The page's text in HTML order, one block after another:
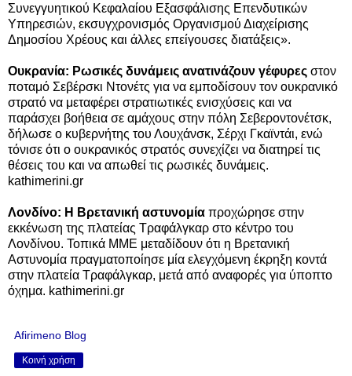
Συνεγγυητικού Κεφαλαίου Εξασφάλισης Επενδυτικών
Υπηρεσιών, εκσυγχρονισμός Οργανισμού Διαχείρισης
Δημοσίου Χρέους και άλλες επείγουσες διατάξεις».
Ουκρανία: Ρωσικές δυνάμεις ανατινάζουν γέφυρες στον
ποταμό Σεβέρσκι Ντονέτς για να εμποδίσουν τον ουκρανικό
στρατό να μεταφέρει στρατιωτικές ενισχύσεις και να
παράσχει βοήθεια σε αμάχους στην πόλη Σεβεροντονέτσκ,
δήλωσε ο κυβερνήτης του Λουχάνσκ, Σέρχι Γκαϊντάι, ενώ
τόνισε ότι ο ουκρανικός στρατός συνεχίζει να διατηρεί τις
θέσεις του και να απωθεί τις ρωσικές δυνάμεις.
kathimerini.gr
Λονδίνο: Η Βρετανική αστυνομία προχώρησε στην
εκκένωση της πλατείας Τραφάλγκαρ στο κέντρο του
Λονδίνου. Τοπικά ΜΜΕ μεταδίδουν ότι η Βρετανική
Αστυνομία πραγματοποίησε μία ελεγχόμενη έκρηξη κοντά
στην πλατεία Τραφάλγκαρ, μετά από αναφορές για ύποπτο
όχημα. kathimerini.gr
Afirimeno Blog
Κοινή χρήση